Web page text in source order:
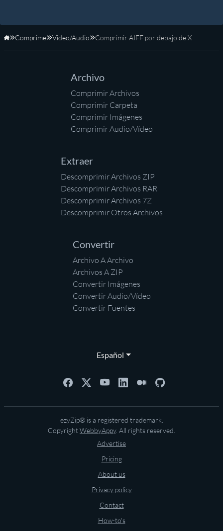
Inicio
Comprime Video/Audio Comprimir AIFF por debajo de X
Archivo
Comprimir Archivos
Comprimir Carpeta
Comprimir Imágenes
Comprimir Audio/Vídeo
Extraer
Descomprimir Archivos ZIP
Descomprimir Archivos RAR
Descomprimir Archivos 7Z
Descomprimir Otros Archivos
Convertir
Archivo A Archivo
Archivos A ZIP
Convertir Imágenes
Convertir Audio/Vídeo
Convertir Fuentes
Español
ezyZip® is a registered trademark.
CopyrightWebbyAppy. All rights reserved.
Advertise
Pricing
About us
Privacy policy
Contact
How-to's